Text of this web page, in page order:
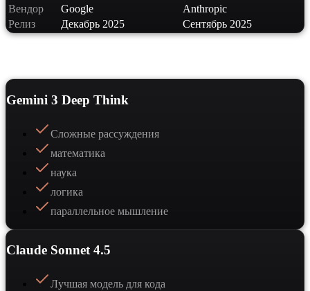
Вендор Google
Anthropic
Релиз
Декабрь 2025 Сентябрь 2025
Gemini 3 Deep Think
Сложные рассуждения
математика
наука
логика
параллельное мышление
Claude Sonnet 4.5
Лучшая модель для кода